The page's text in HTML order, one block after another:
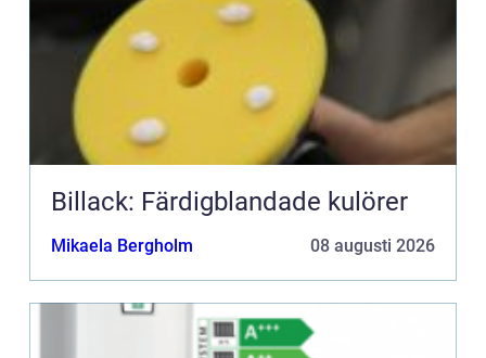
Billack: Färdigblandade kulörer
Mikaela Bergholm 08 augusti 2026